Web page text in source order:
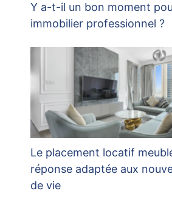
Y a-t-il un bon moment
immobilier professionnel ?
Le placement locatif
réponse adaptée aux
de vie